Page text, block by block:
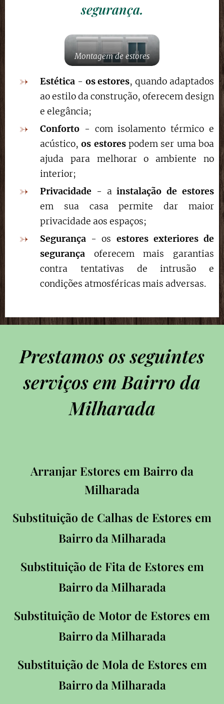
segurança.
Montagem de estores
Estética - os estores, quando adaptados
ao estilo da construção, oferecem design
e elegância;
Conforto - com isolamento térmico e
acústico,os estorespodem ser uma boa
ajuda para melhorar o ambiente no
interior;
Privacidade - ainstalação de estores
em sua casa permite dar maior
privacidade aos espaços;
Segurança - os estores exteriores de
segurança oferecem mais garantias
contra tentativas de intrusão e
condições atmosféricas mais adversas.
Prestamos os seguintes
serviços em Bairro da
Milharada
Arranjar Estores em Bairro da
Milharada
Substituição de Calhas de Estores em
Bairro da Milharada
Substituição de Fita de Estores em
Bairro da Milharada
Substituição de Motor de Estores em
Bairro da Milharada
Substituição de Mola de Estores em
Bairro da Milharada